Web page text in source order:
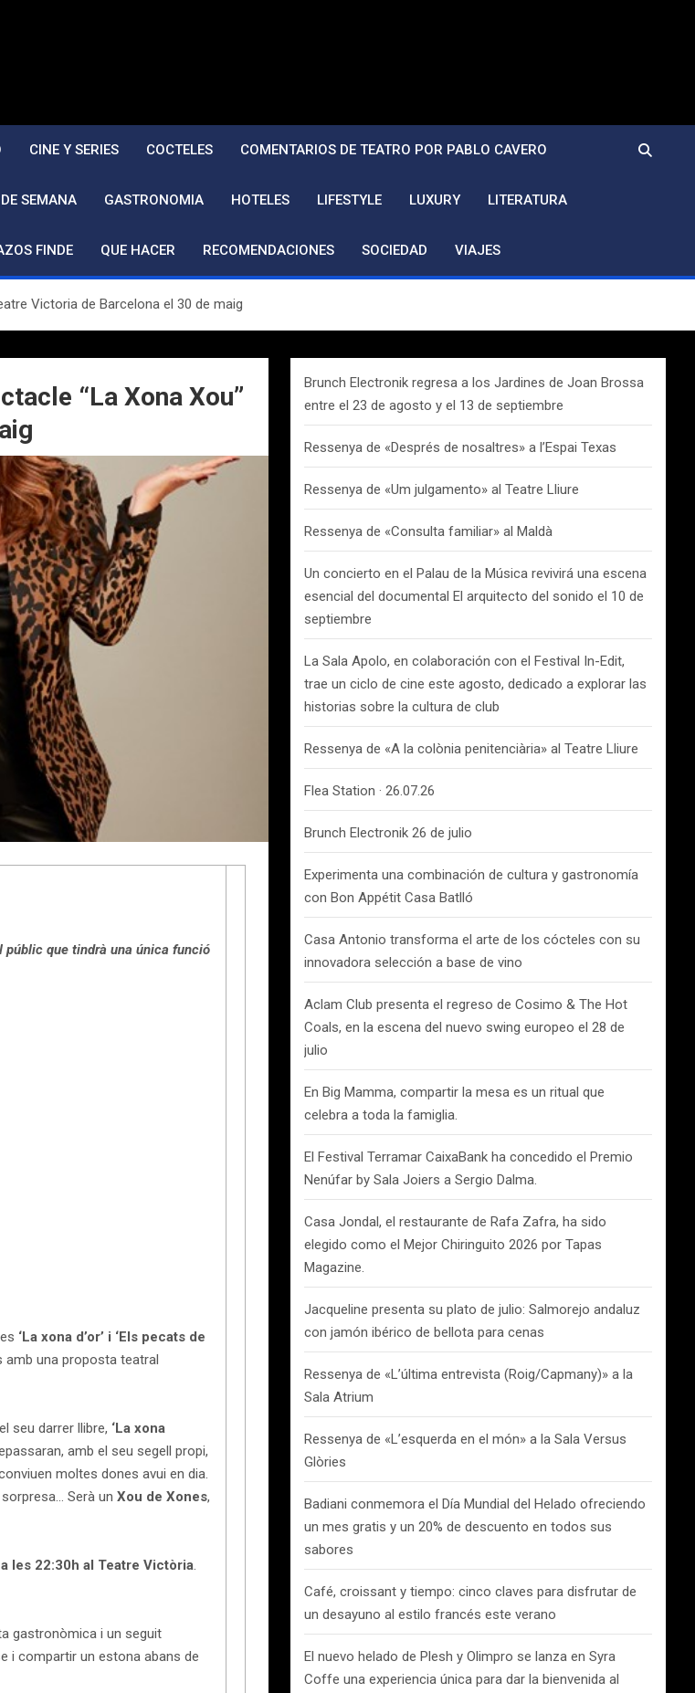
CINE Y SERIES COCTELES COMENTARIOS DE TEATRO POR PABLO CAVERO
SEMANA GASTRONOMIA HOTELES LIFESTYLE LUXURY LITERATURA
FINDE QUE HACER RECOMENDACIONES SOCIEDAD VIAJES
Victoria de Barcelona el 30 de maig
“La Xona Xou”
que tindrà una única funció
‘La xona d’or’ i ‘Els pecats de
amb una proposta teatral
seu darrer llibre, ‘La xona
amb el seu segell propi,
moltes dones avui en dia.
Serà un Xou de Xones,
les 22:30h al Teatre Victòria.
gastronòmica i un seguit
i compartir un estona abans de
Brunch Electronik regresa a los Jardines de Joan Brossa
entre el 23 de agosto y el 13 de septiembre
Ressenya de «Després de nosaltres» a l’Espai Texas
Ressenya de «Um julgamento» al Teatre Lliure
Ressenya de «Consulta familiar» al Maldà
Un concierto en el Palau de la Música revivirá una escena
esencial del documental El arquitecto del sonido el 10 de
septiembre
La Sala Apolo, en colaboración con el Festival In-Edit,
trae un ciclo de cine este agosto, dedicado a explorar las
historias sobre la cultura de club
Ressenya de «A la colònia penitenciària» al Teatre Lliure
Flea Station · 26.07.26
Brunch Electronik 26 de julio
Experimenta una combinación de cultura y gastronomía
con Bon Appétit Casa Batlló
Casa Antonio transforma el arte de los cócteles con su
innovadora selección a base de vino
Aclam Club presenta el regreso de Cosimo & The Hot
Coals, en la escena del nuevo swing europeo el 28 de
julio
En Big Mamma, compartir la mesa es un ritual que
celebra a toda la famiglia.
El Festival Terramar CaixaBank ha concedido el Premio
Nenúfar by Sala Joiers a Sergio Dalma.
Casa Jondal, el restaurante de Rafa Zafra, ha sido
elegido como el Mejor Chiringuito 2026 por Tapas
Magazine.
Jacqueline presenta su plato de julio: Salmorejo andaluz
con jamón ibérico de bellota para cenas
Ressenya de «L’última entrevista (Roig/Capmany)» a la
Sala Atrium
Ressenya de «L’esquerda en el món» a la Sala Versus
Glòries
Badiani conmemora el Día Mundial del Helado ofreciendo
un mes gratis y un 20% de descuento en todos sus
sabores
Café, croissant y tiempo: cinco claves para disfrutar de
un desayuno al estilo francés este verano
El nuevo helado de Plesh y Olimpro se lanza en Syra
Coffe una experiencia única para dar la bienvenida al